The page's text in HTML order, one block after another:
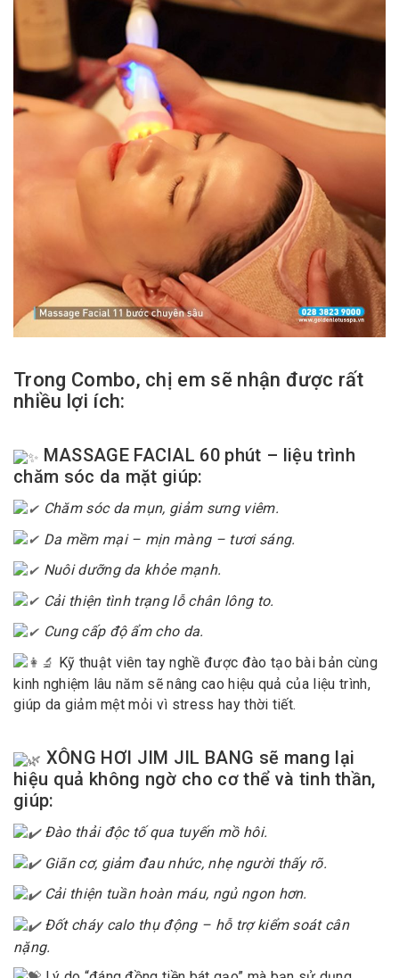
Trong Combo, chị em sẽ nhận được rất
nhiều lợi ích:
MASSAGE FACIAL 60 phút – liệu trình
chăm sóc da mặt giúp:
Chăm sóc da mụn, giảm sưng viêm.
Da mềm mại – mịn màng – tươi sáng.
Nuôi dưỡng da khỏe mạnh.
Cải thiện tình trạng lỗ chân lông to.
Cung cấp độ ẩm cho da.
Kỹ thuật viên tay nghề được đào tạo bài bản cùng
kinh nghiệm lâu năm sẽ nâng cao hiệu quả của liệu trình,
giúp da giảm mệt mỏi vì stress hay thời tiết.
XÔNG HƠI JIM JIL BANG sẽ mang lại
hiệu quả không ngờ cho cơ thể và tinh thần,
giúp:
Đào thải độc tố qua tuyến mồ hôi.
Giãn cơ, giảm đau nhức, nhẹ người thấy rõ.
Cải thiện tuần hoàn máu, ngủ ngon hơn.
Đốt cháy calo thụ động – hỗ trợ kiểm soát cân
nặng.